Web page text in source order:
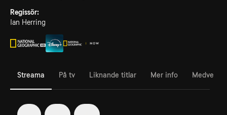
Regissör:
Ian Herring
Streama På tv Liknande titlar Mer info